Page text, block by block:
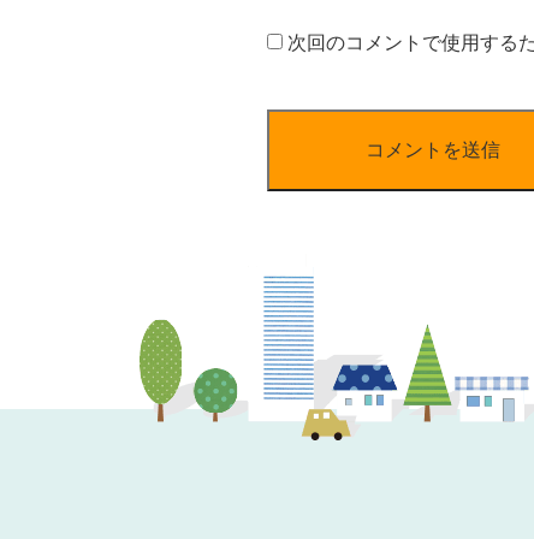
次回のコメントで使用する